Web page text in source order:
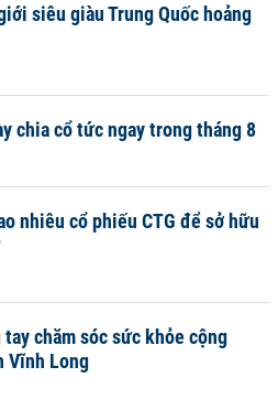
siêu giàu Trung Quốc hoảng
chia cổ tức ngay trong tháng 8
nhiêu cổ phiếu CTG để sở hữu
chăm sóc sức khỏe cộng
Vĩnh Long